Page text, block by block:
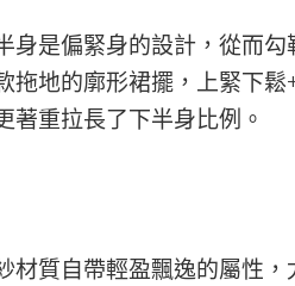
身是偏緊身的設計，從而
拖地的廓形裙擺，上緊下
著重拉長了下半身比例。​​
材質自帶輕盈飄逸的屬性